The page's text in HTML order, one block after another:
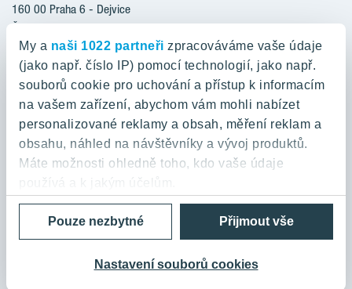
My a naši 1022 partneři zpracováváme vaše údaje
(jako např. číslo IP) pomocí technologií, jako např.
souborů cookie pro uchování a přístup k informacím
na vašem zařízení, abychom vám mohli nabízet
personalizované reklamy a obsah, měření reklam a
obsahu, náhled na návštěvníky a vývoj produktů.
Máte možnosti ohledně toho, kdo vaše údaje
Pokud to povolíte, rádi bychom také:
poloze, které mohou být přesné na několik metrů
Přijmout vše
Nastavení souborů cookies
Pouze nezbytné
Kariéra
O nás
YIT PLUS
TOIVO Roztyly II
KALEVALA
VIRTA Kladno
KATTILA Kamýk
ROSALA
160 00 Praha 6 - Dejvice
Česká republika
800 200 666
domov@yit.cz
Telefon na centrální recepci:
+420 224 318 261
Zásady ochrany osobních údajů a Podmínky použití
Cookies